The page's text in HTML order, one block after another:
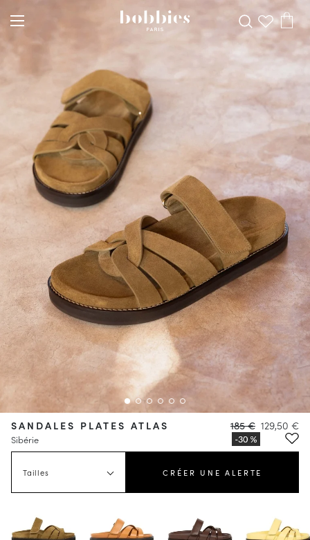
SANDALES PLATES ATLAS
Sibérie
185 € 129,50 €
Tailles CRÉER UNE ALERTE